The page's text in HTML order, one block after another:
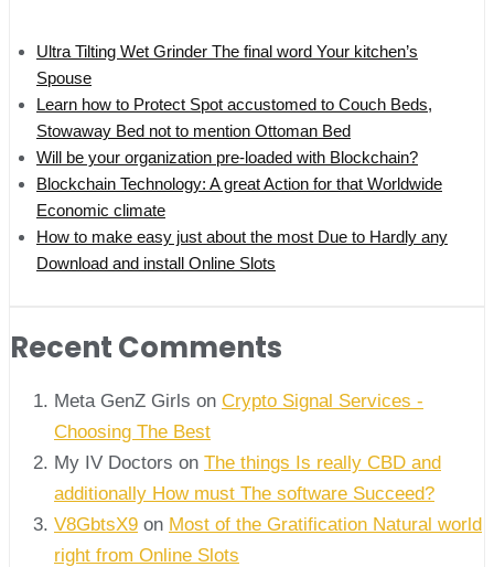
Ultra Tilting Wet Grinder The final word Your kitchen’s
Spouse
Learn how to Protect Spot accustomed to Couch Beds,
Stowaway Bed not to mention Ottoman Bed
Will be your organization pre-loaded with Blockchain?
Blockchain Technology: A great Action for that Worldwide
Economic climate
How to make easy just about the most Due to Hardly any
Download and install Online Slots
Recent Comments
Meta GenZ Girls on Crypto Signal Services -
Choosing The Best
My IV Doctors on The things Is really CBD and
additionally How must The software Succeed?
V8GbtsX9 on Most of the Gratification Natural world
right from Online Slots